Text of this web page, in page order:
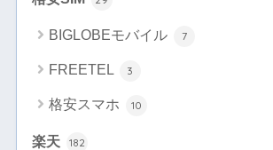
BIGLOBEモバイル 7
FREETEL 3
格安スマホ 10
楽天 182